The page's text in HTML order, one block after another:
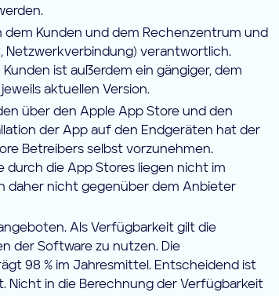
Kunden und dem Rechenzentrum und
Netzwerkverbindung) verantwortlich.
ist außerdem ein gängiger, dem
aktuellen Version.
über den Apple App Store und den
der App auf den Endgeräten hat der
Betreibers selbst vorzunehmen.
durch die App Stores liegen nicht im
daher nicht gegenüber dem Anbieter
Als Verfügbarkeit gilt die
der Software zu nutzen. Die
98 % im Jahresmittel. Entscheidend ist
Nicht in die Berechnung der Verfügbarkeit